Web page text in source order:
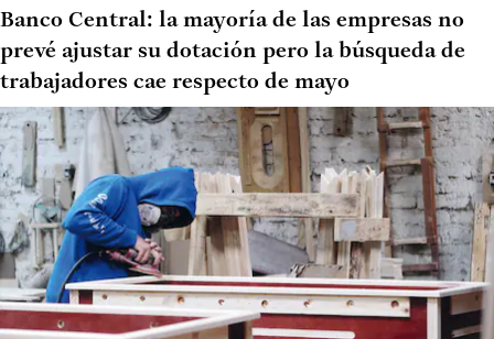
Banco Central: la mayoría de las empresas no
prevé ajustar su dotación pero la búsqueda de
trabajadores cae respecto de mayo